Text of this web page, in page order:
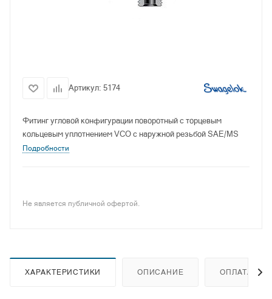
Артикул: 5174
Фитинг угловой конфигурации поворотный с торцевым
кольцевым уплотнением VCO с наружной резьбой SAE/MS
Подробности
Не является публичной офертой.
ХАРАКТЕРИСТИКИ ОПИСАНИЕ ОПЛАТА